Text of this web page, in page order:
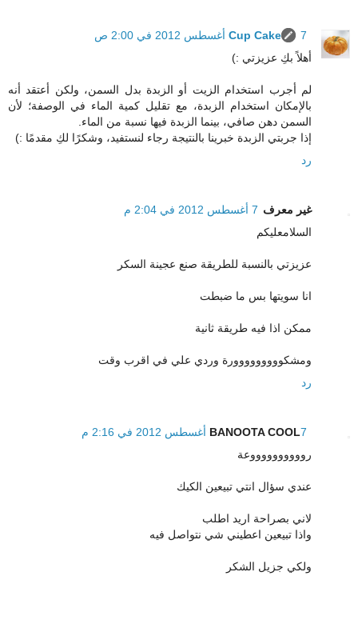
Cup Cake
7 أغسطس 2012 في 2:00 ص
أهلاً بكِ عزيزتي :)
لم أجرب استخدام الزيت أو الزبدة بدل السمن، ولكن أعتقد أنه
بالإمكان استخدام الزبدة، مع تقليل كمية الماء في الوصفة؛ لأن
السمن دهن صافي، بينما الزبدة فيها نسبة من الماء.
إذا جربتي الزبدة خبرينا بالنتيجة رجاء لنستفيد، وشكرًا لكِ مقدمًا :)
رد
غير معرف 7 أغسطس 2012 في 2:04 م
السلامعليكم
عزيزتي بالنسبة للطريقة صنع عجينة السكر
انا سويتها بس ما ضبطت
ممكن اذا فيه طريقة ثانية
ومشكووووووووورة وردي علي في اقرب وقت
رد
BANOOTA COOL7 أغسطس 2012 في 2:16 م
رووووووووووعة
عندي سؤال انتي تبيعين الكيك
لاني بصراحة اريد اطلب
واذا تبيعين اعطيني شي نتواصل فيه
ولكي جزيل الشكر